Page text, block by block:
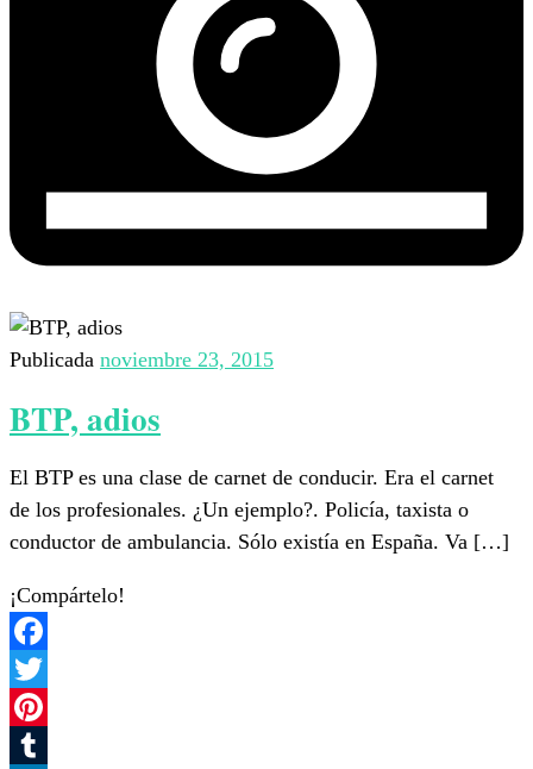
Publicada noviembre 23, 2015
BTP, adios
El BTP es una clase de carnet de conducir. Era el carnet
de los profesionales. ¿Un ejemplo?. Policía, taxista o
conductor de ambulancia. Sólo existía en España. Va […]
¡Compártelo!
Facebook
Twitter
Pinterest